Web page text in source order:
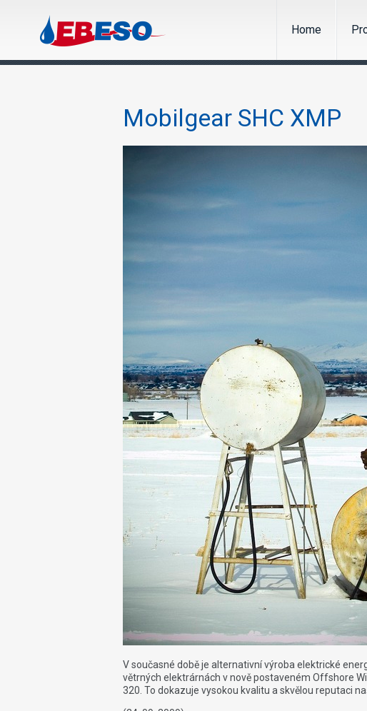
Home
Mobilgear SHC XMP
V současné době je alternativní výroba elektrické
větrných elektrárnách v nově postaveném Offshore
320. To dokazuje vysokou kvalitu a skvělou reputaci